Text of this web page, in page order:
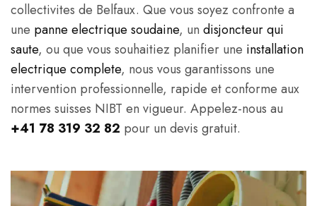
collectivites de Belfaux. Que vous soyez confronte a
une panne electrique soudaine, un disjoncteur qui
saute, ou que vous souhaitiez planifier une installation
electrique complete, nous vous garantissons une
intervention professionnelle, rapide et conforme aux
normes suisses NIBT en vigueur. Appelez-nous au
+41 78 319 32 82 pour un devis gratuit.